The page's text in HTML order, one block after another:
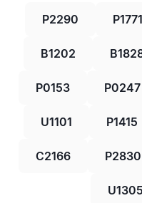
P2290 P1771
B1202
P0153 P0247
U1101 P1415
C2166 P2830
U1305